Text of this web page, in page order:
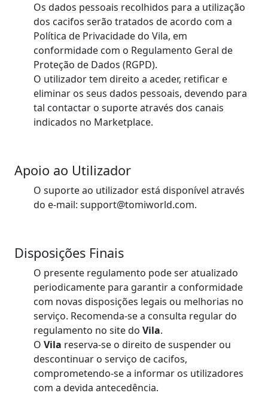
Os dados pessoais recolhidos para a utilização
dos cacifos serão tratados de acordo com a
Política de Privacidade do Vila, em
conformidade com o Regulamento Geral de
Proteção de Dados (RGPD).
O utilizador tem direito a aceder, retificar e
eliminar os seus dados pessoais, devendo para
tal contactar o suporte através dos canais
indicados no Marketplace.
Apoio ao Utilizador
O suporte ao utilizador está disponível através
do e-mail: support@tomiworld.com.
Disposições Finais
O presente regulamento pode ser atualizado
periodicamente para garantir a conformidade
com novas disposições legais ou melhorias no
serviço. Recomenda-se a consulta regular do
regulamento no site do Vila.
O Vila reserva-se o direito de suspender ou
descontinuar o serviço de cacifos,
comprometendo-se a informar os utilizadores
com a devida antecedência.